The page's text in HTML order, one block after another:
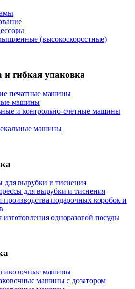
(высокоскоростные)
и гибкая упаковка
печатные машины
машины
и контрольно-счетные машины
машины
для вырубки и тиснения
для вырубки и тиснения
производства подарочных коробок и
изготовления одноразовой посуды
машины
машины с дозатором